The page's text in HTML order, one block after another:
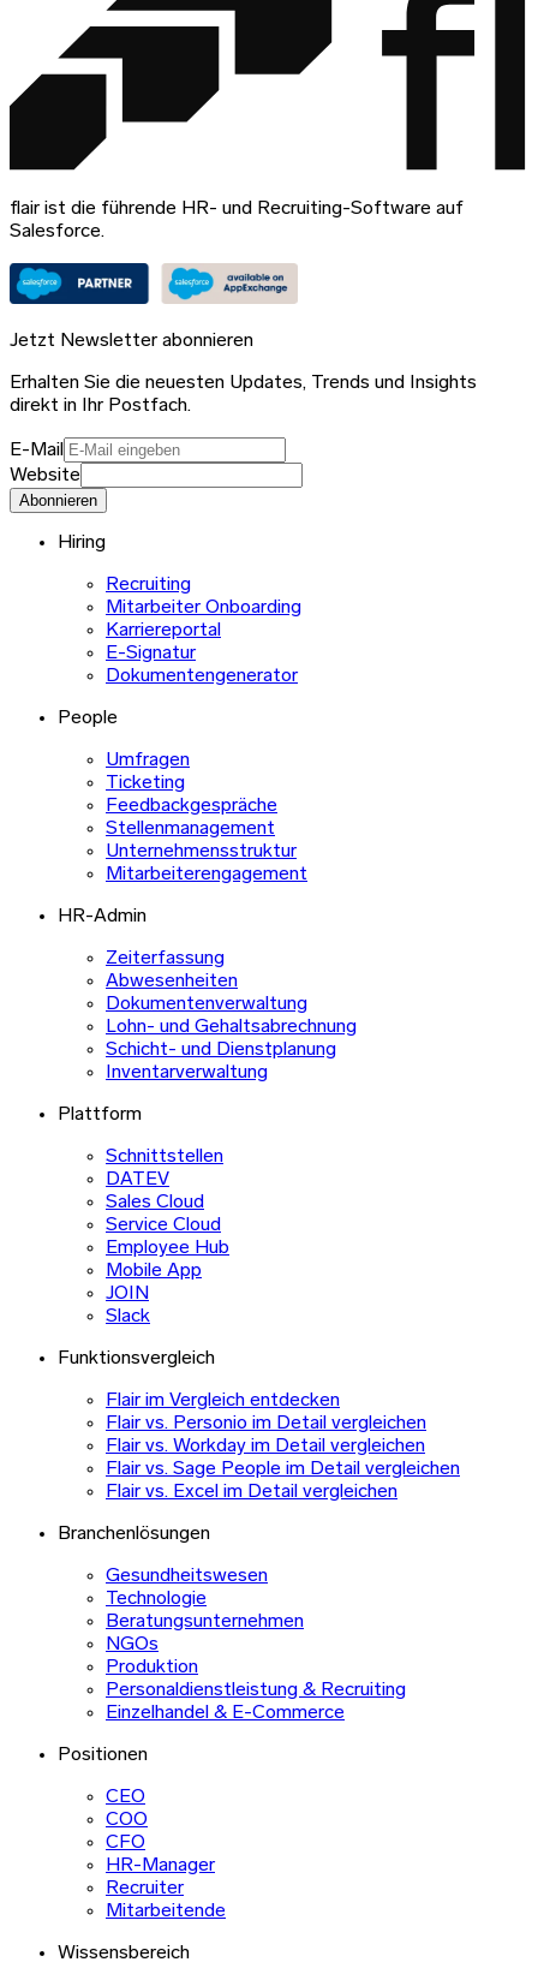
flair ist die führende HR- und Recruiting-Software auf
Salesforce.
Jetzt Newsletter abonnieren
Erhalten Sie die neuesten Updates, Trends und Insights
direkt in Ihr Postfach.
E-Mail
Website
Abonnieren
Hiring
Recruiting
Mitarbeiter Onboarding
Karriereportal
E-Signatur
Dokumentengenerator
People
Umfragen
Ticketing
Feedbackgespräche
Stellenmanagement
Unternehmensstruktur
Mitarbeiterengagement
HR-Admin
Zeiterfassung
Abwesenheiten
Dokumentenverwaltung
Lohn- und Gehaltsabrechnung
Schicht- und Dienstplanung
Inventarverwaltung
Plattform
Schnittstellen
DATEV
Sales Cloud
Service Cloud
Employee Hub
Mobile App
JOIN
Slack
Funktionsvergleich
Flair im Vergleich entdecken
Flair vs. Personio im Detail vergleichen
Flair vs. Workday im Detail vergleichen
Flair vs. Sage People im Detail vergleichen
Flair vs. Excel im Detail vergleichen
Branchenlösungen
Gesundheitswesen
Technologie
Beratungsunternehmen
NGOs
Produktion
Personaldienstleistung & Recruiting
Einzelhandel & E-Commerce
Positionen
CEO
COO
CFO
HR-Manager
Recruiter
Mitarbeitende
Wissensbereich